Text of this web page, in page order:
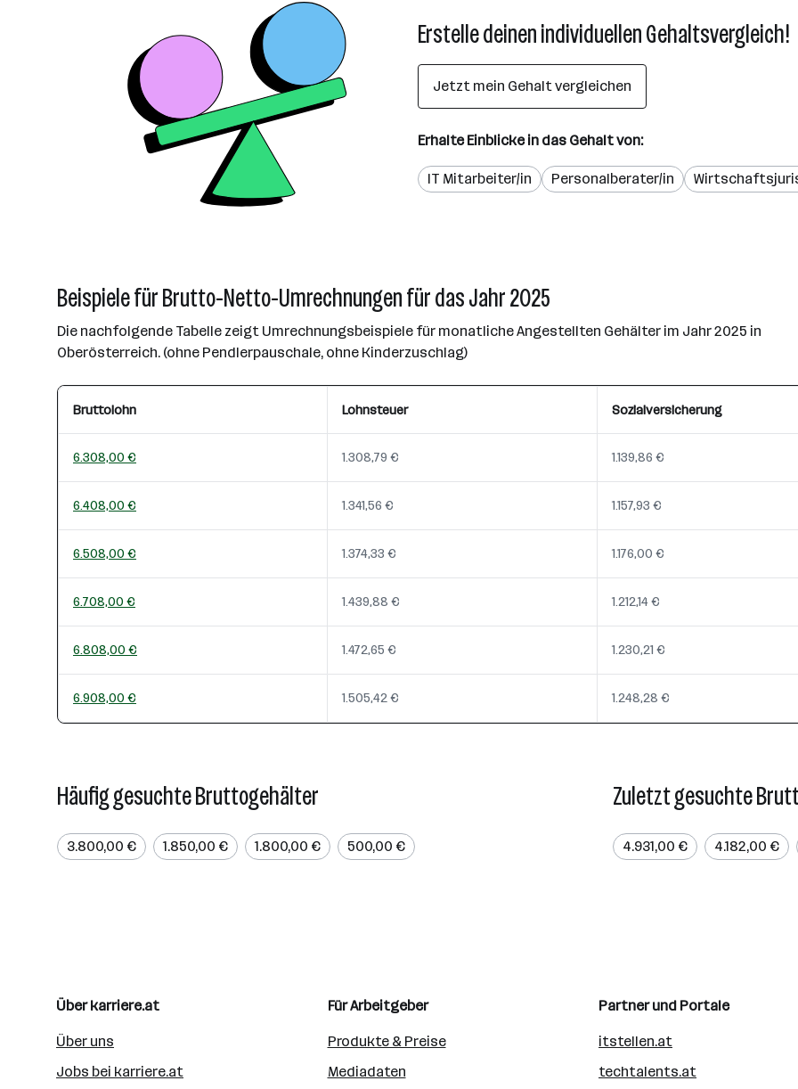
Erstelle deinen individuellen Gehaltsvergleich!
Jetzt mein Gehalt vergleichen
Erhalte Einblicke in das Gehalt von:
IT Mitarbeiter/in Personalberater/in
Beispiele für Brutto-Netto-Umrechnungen für das Jahr 2025
Die nachfolgende Tabelle zeigt Umrechnungsbeispiele für monatliche Angestellten Gehälter im Jahr 2025 in
Oberösterreich. (ohne Pendlerpauschale, ohne Kinderzuschlag)
Bruttolohn Lohnsteuer Sozialversicherung
6.308,00 € 1.308,79 € 1.139,86 €
6.408,00 € 1.341,56 € 1.157,93 €
6.508,00 € 1.374,33 € 1.176,00 €
6.708,00 € 1.439,88 € 1.212,14 €
6.808,00 € 1.472,65 € 1.230,21 €
6.908,00 € 1.505,42 € 1.248,28 €
Häufig gesuchte Bruttogehälter
3.800,00 € 1.850,00 € 1.800,00 € 500,00 €
Zuletzt gesuchte
4.931,00 € 4.182,00 €
Über karriere.at
Über uns
Jobs bei karriere.at
Für Arbeitgeber
Produkte & Preise
Mediadaten
Partner und Portale
itstellen.at
techtalents.at